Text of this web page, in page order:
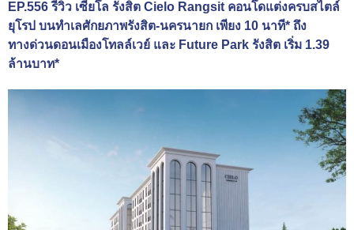
EP.556 รีวิว เซียโล รังสิต Cielo Rangsit คอนโดแต่งครบสไตล์
ยุโรป บนทำเลศักยภาพรังสิต-นครนายก เพียง 10 นาที* ถึง
ทางด่วนดอนเมืองโทลล์เวย์ และ Future Park รังสิต เริ่ม 1.39
ล้านบาท*